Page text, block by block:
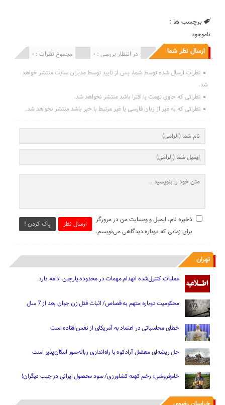
برچسب ها :
ناموجود
ارسال نظر شما مجموع نظرات : 0 در انتظار بررسی : 0 انتشار یافته : 0
نظرات ارسال شده توسط شما، پس از تایید توسط مدیران سایت منتشر خواهد
شد.
نظراتی که حاوی تهمت یا افترا باشد منتشر نخواهد شد.
نظراتی که به غیر از زبان فارسی یا غیر مرتبط با خبر باشد منتشر نخواهد شد.
ارسال نظر پاک کردن !
ذخیره نام، ایمیل و وبسایت من در مرورگر
برای زمانی که دوباره دیدگاهی می‌نویسم.
تهران
عملیات کنترل‌شده انهدام مهمات در محدوده پارچین ادامه دارد
محکومیت دوباره متهم به قصاص/ اثبات قتل زن جوان بعد از 7 سال
خطای محاسباتی در اعتماد به آمریکای از نفس‌افتاده است
حل ریشه‌ای معضل آرادکوه با راه‌اندازی زباله‌سوز امکان‌پذیر است
خام‌فروشی؛ زخم کهنه کشاورزی/ سود محصول ایرانی در جیب دیگران!